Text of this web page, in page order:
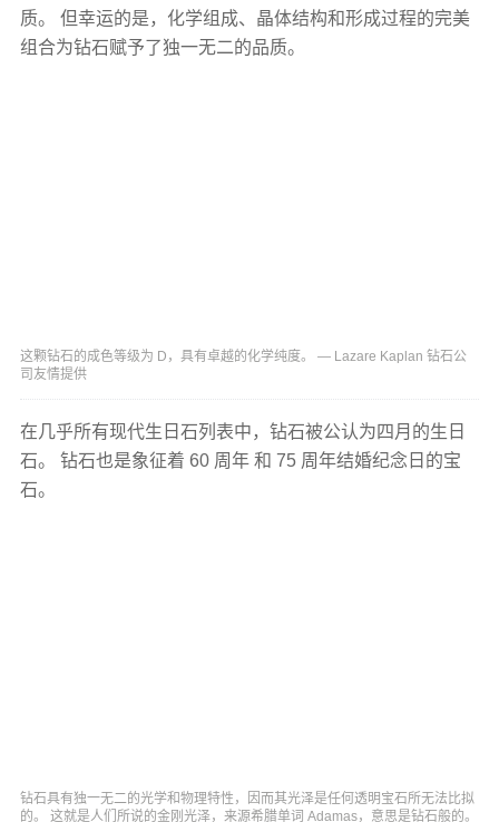
质。 但幸运的是，化学组成、晶体结构和形成过程的完美
组合为钻石赋予了独一无二的品质。
这颗钻石的成色等级为 D，具有卓越的化学纯度。 — Lazare Kaplan 钻石公
司友情提供
在几乎所有现代生日石列表中，钻石被公认为四月的生日
石。 钻石也是象征着 60 周年 和 75 周年结婚纪念日的宝
石。
钻石具有独一无二的光学和物理特性，因而其光泽是任何透明宝石所无法比拟
的。 这就是人们所说的金刚光泽，来源希腊单词 Adamas，意思是钻石般的。